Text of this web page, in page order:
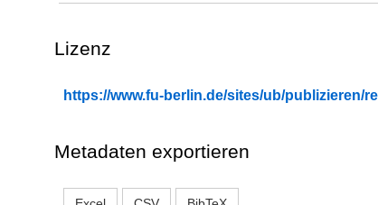
Lizenz
https://www.fu-berlin.de/sites/ub/publizieren/
Metadaten exportieren